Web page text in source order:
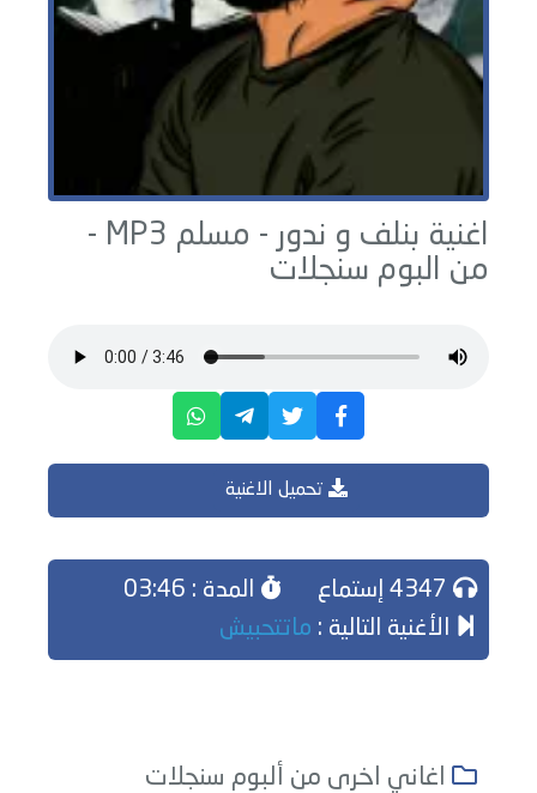
اغنية بنلف و ندور - مسلم
MP3 -
من البوم سنجلات
تحميل الاغنية
المدة : 03:46
الأغنية التالية : ماتتحبيش
اغاني اخرى من ألبوم سنجلات